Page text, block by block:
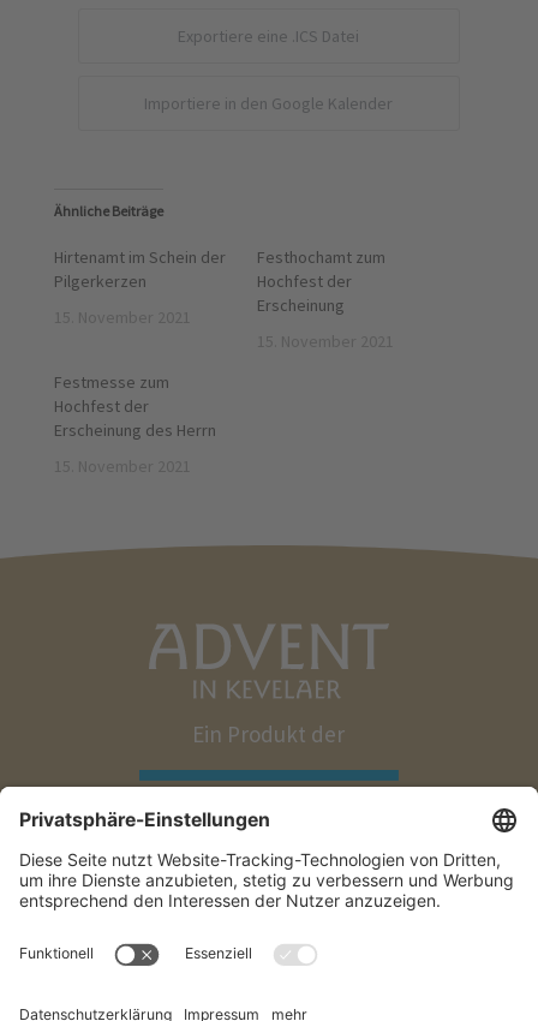
Exportiere eine .ICS Datei
Importiere in den Google Kalender
Ähnliche Beiträge
Hirtenamt im Schein der
Pilgerkerzen
Festhochamt zum
Hochfest der
Erscheinung
Festmesse zum
Hochfest der
Erscheinung des Herrn
Ein Produkt der
Datenschutz